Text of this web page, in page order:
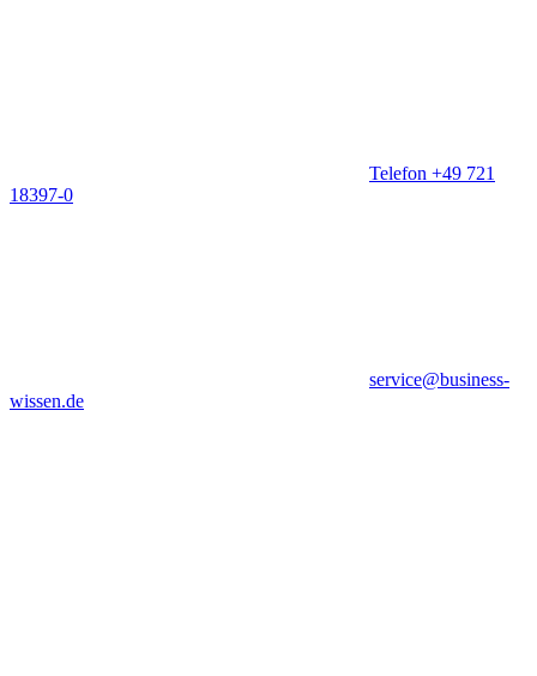
Telefon +49 721
18397-0
service@business-
wissen.de